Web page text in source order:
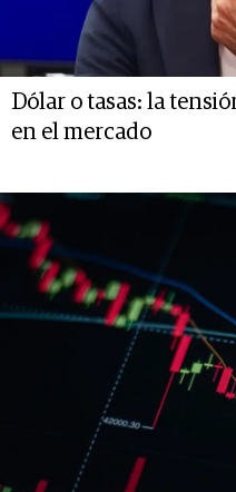
Dólar o tasas: la
en el mercado